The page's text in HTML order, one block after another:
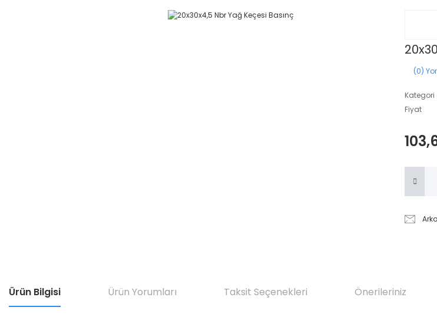
(0)
Kategori
Fiyat
Ürün Bilgisi Ürün Yorumları Taksit Seçenekleri Önerileriniz